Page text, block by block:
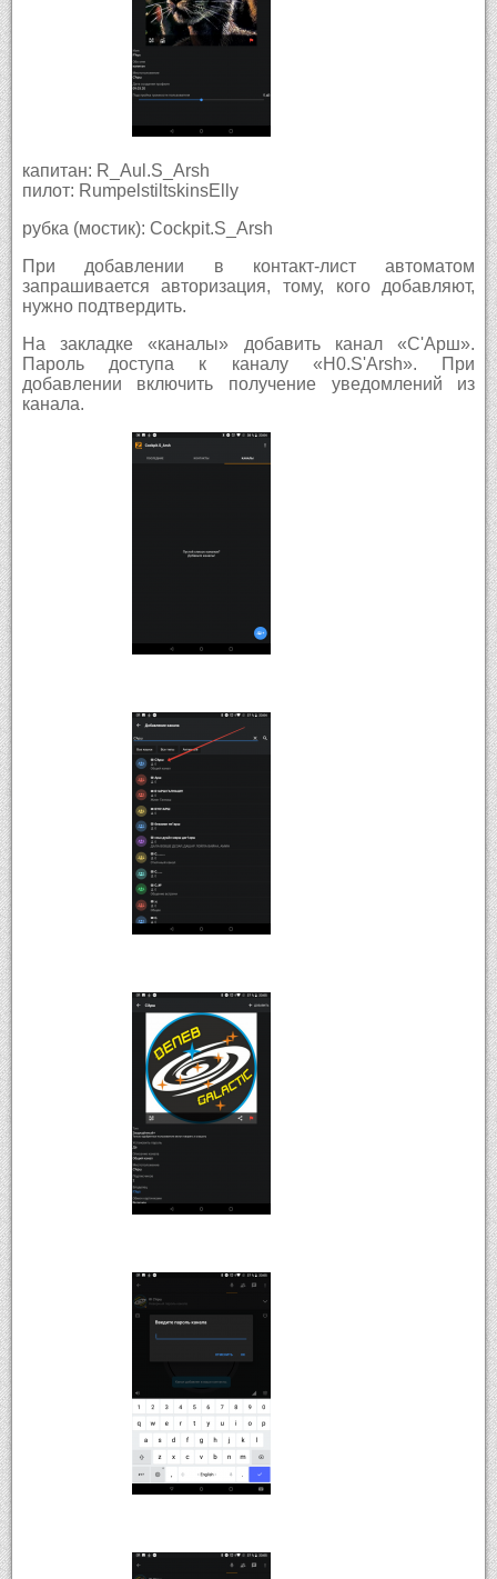
капитан: R_Aul.S_Arsh
пилот: RumpelstiltskinsElly
рубка (мостик): Cockpit.S_Arsh
При добавлении в контакт-лист автоматом
запрашивается авторизация, тому, кого добавляют,
нужно подтвердить.
На закладке «каналы» добавить канал «С'Арш».
Пароль доступа к каналу «H0.S'Arsh». При
добавлении включить получение уведомлений из
канала.